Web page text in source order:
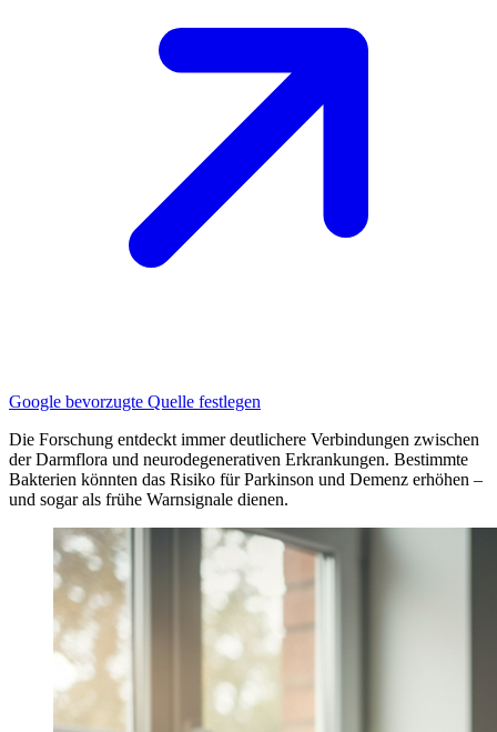
Google bevorzugte Quelle festlegen
Die Forschung entdeckt immer deutlichere Verbindungen zwischen
der Darmflora und neurodegenerativen Erkrankungen. Bestimmte
Bakterien könnten das Risiko für Parkinson und Demenz erhöhen –
und sogar als frühe Warnsignale dienen.